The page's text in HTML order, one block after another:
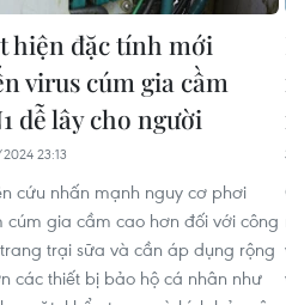
hiện đặc tính mới
virus cúm gia cầm
dễ lây cho người
23:13
cứu nhấn mạnh nguy cơ phơi
cúm gia cầm cao hơn đối với công
trại sữa và cần áp dụng rộng
các thiết bị bảo hộ cá nhân như